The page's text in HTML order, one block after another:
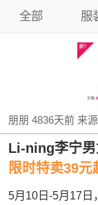
全部 服
朋朋 4836天前来
Li-ning李宁
限时特卖39元
5月10日-5月17日